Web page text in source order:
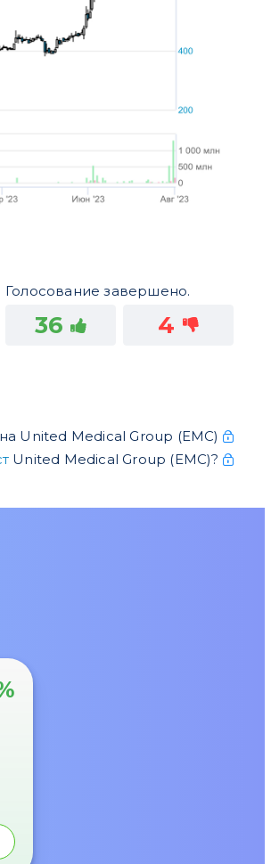
Голосование завершено.
36 4
на United Medical Group (ЕМС)
United Medical Group (ЕМС)?